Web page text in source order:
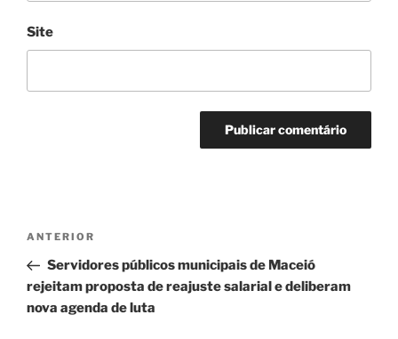
Site
Navegação
Post
Post
anterior
ANTERIOR
Servidores públicos municipais de Maceió
rejeitam proposta de reajuste salarial e deliberam
nova agenda de luta